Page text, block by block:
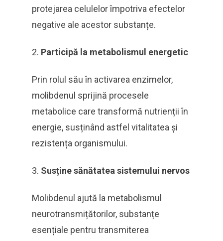
protejarea celulelor împotriva efectelor
negative ale acestor substanțe.
Participă la metabolismul energetic
Prin rolul său în activarea enzimelor,
molibdenul sprijină procesele
metabolice care transformă nutrienții în
energie, susținând astfel vitalitatea și
rezistența organismului.
Susține sănătatea sistemului nervos
Molibdenul ajută la metabolismul
neurotransmițătorilor, substanțe
esențiale pentru transmiterea